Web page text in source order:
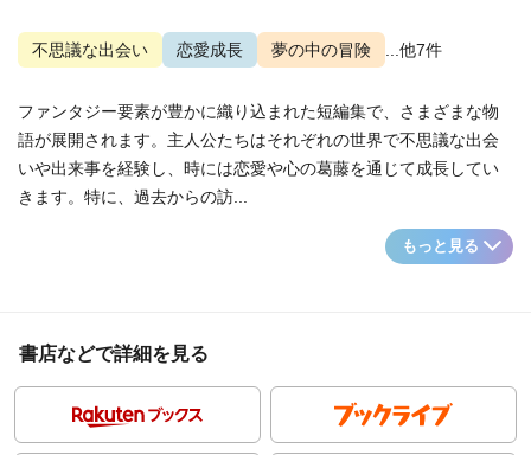
不思議な出会い 恋愛成長 夢の中の冒険 ...他7件
ファンタジー要素が豊かに織り込まれた短編集で、さまざまな物
語が展開されます。主人公たちはそれぞれの世界で不思議な出会
いや出来事を経験し、時には恋愛や心の葛藤を通じて成長してい
きます。特に、過去からの訪...
もっと見る
書店などで詳細を見る